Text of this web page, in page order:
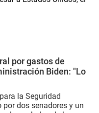
por gastos de
Biden: "Lo
la Seguridad
por dos senadores y un